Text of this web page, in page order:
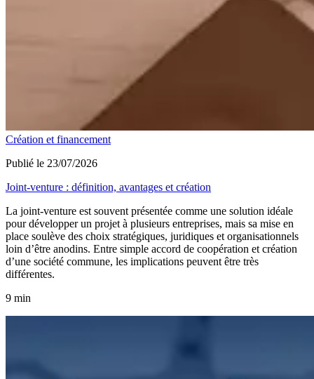
Création et financement
Publié le 23/07/2026
Joint-venture : définition, avantages et création
La joint-venture est souvent présentée comme une solution idéale
pour développer un projet à plusieurs entreprises, mais sa mise en
place soulève des choix stratégiques, juridiques et organisationnels
loin d’être anodins. Entre simple accord de coopération et création
d’une société commune, les implications peuvent être très
différentes.
9 min